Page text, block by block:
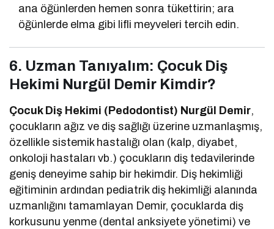
ana öğünlerden hemen sonra tükettirin; ara
öğünlerde elma gibi lifli meyveleri tercih edin.
6. Uzman Tanıyalım: Çocuk Diş
Hekimi Nurgül Demir Kimdir?
Çocuk Diş Hekimi (Pedodontist) Nurgül Demir,
çocukların ağız ve diş sağlığı üzerine uzmanlaşmış,
özellikle sistemik hastalığı olan (kalp, diyabet,
onkoloji hastaları vb.) çocukların diş tedavilerinde
geniş deneyime sahip bir hekimdir. Diş hekimliği
eğitiminin ardından pediatrik diş hekimliği alanında
uzmanlığını tamamlayan Demir, çocuklarda diş
korkusunu yenme (dental anksiyete yönetimi) ve